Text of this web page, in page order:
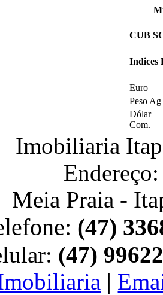
CUB
Indices
Euro
Peso Ag
Dólar
Com.
Imobiliaria
Meia Praia -
(47)
(47)
|